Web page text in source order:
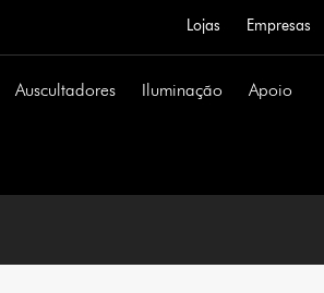
Lojas Empresas
Auscultadores Iluminação Apoio